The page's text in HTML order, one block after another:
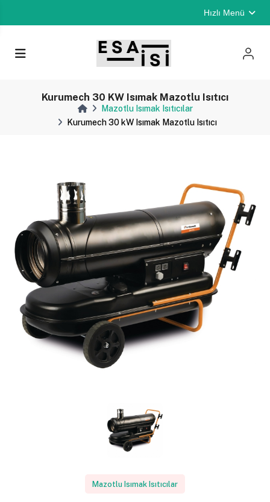
Hızlı Menü
Kurumech 30 KW Isımak Mazotlu Isıtıcı
Mazotlu Isımak Isıtıcılar
Kurumech 30 kW Isımak Mazotlu Isıtıcı
Mazotlu Isımak Isıtıcılar